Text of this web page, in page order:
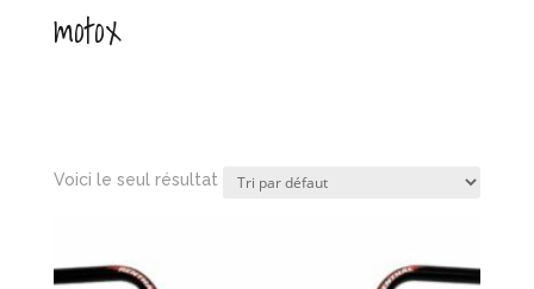
motox
Voici le seul résultat